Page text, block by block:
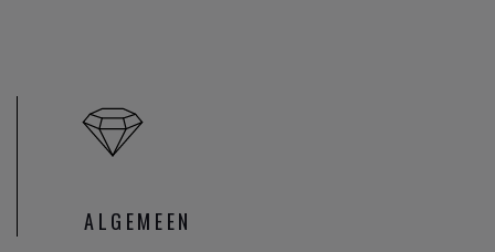
ALGEMEEN